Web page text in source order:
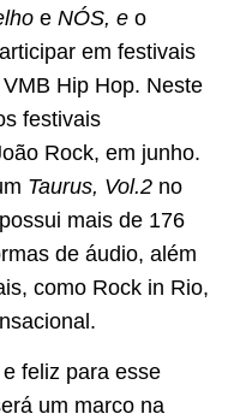
e NÓS, e o
em festivais
Hip Hop. Neste
festivais
Rock, em junho.
Taurus, Vol.2 no
mais de 176
de áudio, além
como Rock in Rio,
feliz para esse
um marco na